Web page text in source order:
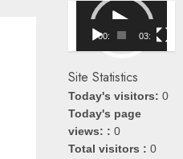
Pemutar
Video
00:00 03:08
Site Statistics
Today's visitors:0
Today's page
views: :0
Total visitors :0